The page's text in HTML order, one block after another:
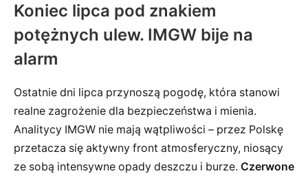
Koniec lipca pod znakiem
potężnych ulew. IMGW bije na
alarm
Ostatnie dni lipca przynoszą pogodę, która stanowi
realne zagrożenie dla bezpieczeństwa i mienia.
Analitycy IMGW nie mają wątpliwości – przez Polskę
przetacza się aktywny front atmosferyczny, niosący
ze sobą intensywne opady deszczu i burze. Czerwone